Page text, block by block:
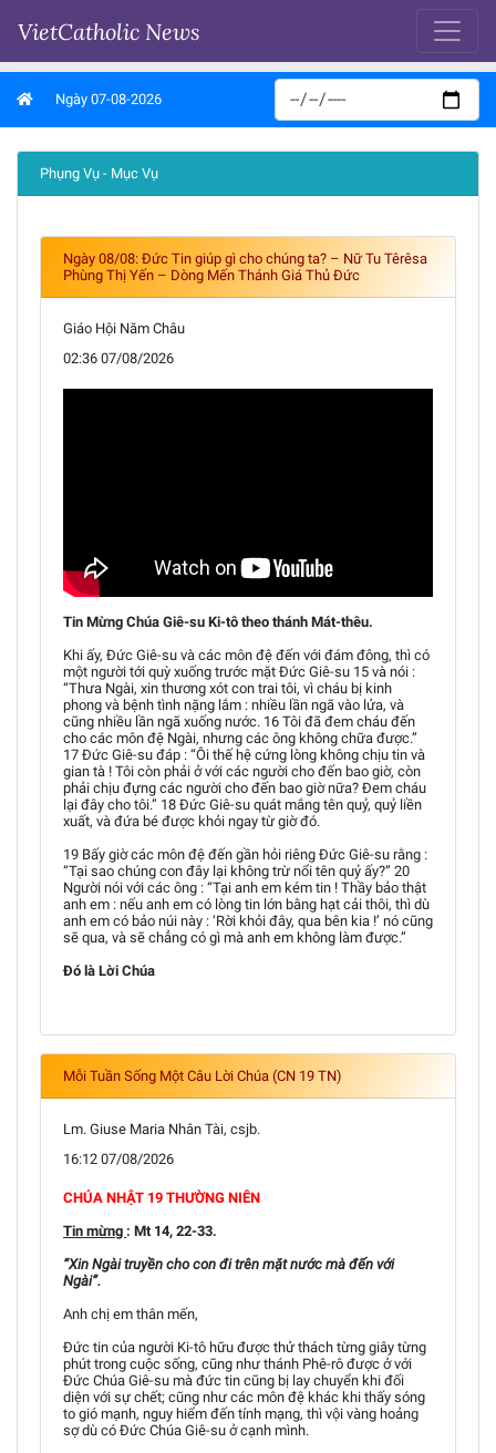
VietCatholic News
Ngày 07-08-2026
Phụng Vụ - Mục Vụ
Ngày 08/08: Đức Tin giúp gì cho chúng ta? – Nữ Tu Têrêsa
Phùng Thị Yến – Dòng Mến Thánh Giá Thủ Đức
Giáo Hội Năm Châu
02:36 07/08/2026
Tin Mừng Chúa Giê-su Ki-tô theo thánh Mát-thêu.
Khi ấy, Đức Giê-su và các môn đệ đến với đám đông, thì có
một người tới quỳ xuống trước mặt Đức Giê-su 15 và nói :
“Thưa Ngài, xin thương xót con trai tôi, vì cháu bị kinh
phong và bệnh tình nặng lắm : nhiều lần ngã vào lửa, và
cũng nhiều lần ngã xuống nước. 16 Tôi đã đem cháu đến
cho các môn đệ Ngài, nhưng các ông không chữa được.”
17 Đức Giê-su đáp : “Ôi thế hệ cứng lòng không chịu tin và
gian tà ! Tôi còn phải ở với các người cho đến bao giờ, còn
phải chịu đựng các người cho đến bao giờ nữa? Đem cháu
lại đây cho tôi.” 18 Đức Giê-su quát mắng tên quỷ, quỷ liền
xuất, và đứa bé được khỏi ngay từ giờ đó.
19 Bấy giờ các môn đệ đến gần hỏi riêng Đức Giê-su rằng :
“Tại sao chúng con đây lại không trừ nổi tên quỷ ấy?” 20
Người nói với các ông : “Tại anh em kém tin ! Thầy bảo thật
anh em : nếu anh em có lòng tin lớn bằng hạt cải thôi, thì dù
anh em có bảo núi này : ‘Rời khỏi đây, qua bên kia !’ nó cũng
sẽ qua, và sẽ chẳng có gì mà anh em không làm được.”
Đó là Lời Chúa
Mỗi Tuần Sống Một Câu Lời Chúa (CN 19 TN)
Lm. Giuse Maria Nhân Tài, csjb.
16:12 07/08/2026
CHÚA NHẬT 19 THƯỜNG NIÊN
Tin mừng : Mt 14, 22-33.
“Xin Ngài truyền cho con đi trên mặt nước mà đến với
Ngài”.
Anh chị em thân mến,
Đức tin của người Ki-tô hữu được thử thách từng giây từng
phút trong cuộc sống, cũng như thánh Phê-rô được ở với
Đức Chúa Giê-su mà đức tin cũng bị lay chuyển khi đối
diện với sự chết; cũng như các môn đệ khác khi thấy sóng
to gió mạnh, nguy hiểm đến tính mạng, thì vội vàng hoảng
sợ dù có Đức Chúa Giê-su ở cạnh mình.